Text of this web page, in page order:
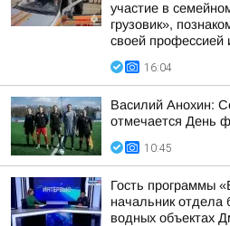
участие в
грузовик»,
своей профессией
16:04
Василий Анохин:
отмечается День
10:45
Гость программы
начальник отдела
водных объектах